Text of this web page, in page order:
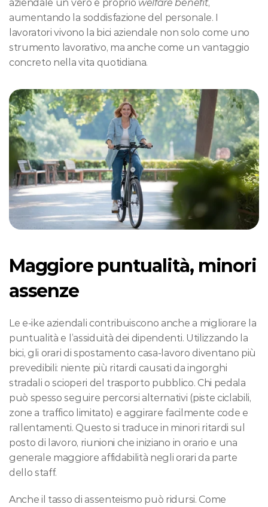
aziendale un vero e proprio welfare benefit,
aumentando la soddisfazione del personale. I
lavoratori vivono la bici aziendale non solo come uno
strumento lavorativo, ma anche come un vantaggio
concreto nella vita quotidiana.
Maggiore puntualità, minori
assenze
Le e-ike aziendali contribuiscono anche a migliorare la
puntualità e l’assiduità dei dipendenti. Utilizzando la
bici, gli orari di spostamento casa-lavoro diventano più
prevedibili: niente più ritardi causati da ingorghi
stradali o scioperi del trasporto pubblico. Chi pedala
può spesso seguire percorsi alternativi (piste ciclabili,
zone a traffico limitato) e aggirare facilmente code e
rallentamenti. Questo si traduce in minori ritardi sul
posto di lavoro, riunioni che iniziano in orario e una
generale maggiore affidabilità negli orari da parte
dello staff.
Anche il tasso di assenteismo può ridursi. Come